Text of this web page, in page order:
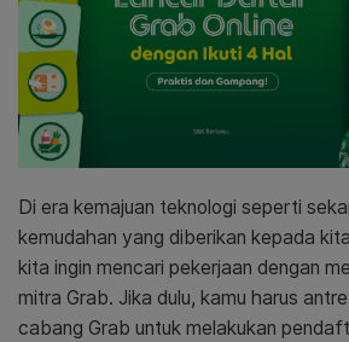
Di era kemajuan teknologi seperti
kemudahan yang diberikan kepada
kita ingin mencari pekerjaan dengan
mitra Grab. Jika dulu, kamu harus
cabang Grab untuk melakukan